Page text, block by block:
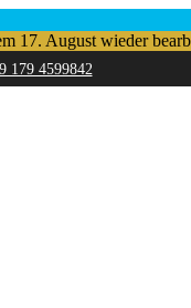
17. August wieder
179 4599842